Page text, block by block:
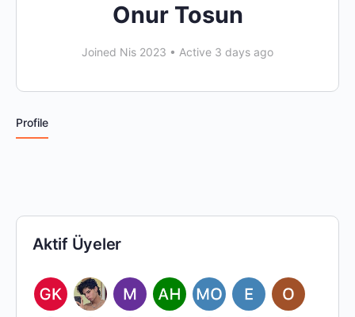
Onur Tosun
Joined Nis 2023 • Active 3 days ago
Profile
Aktif Üyeler